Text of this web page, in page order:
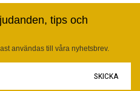
tips och
användas till våra nyhetsbrev.
SKICKA